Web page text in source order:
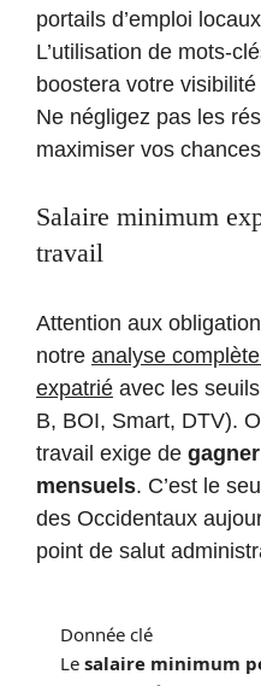
portails d’emploi
L’utilisation de mots-
boostera votre
Ne négligez pas les
maximiser vos
Salaire minimum
travail
Attention aux
notre analyse
expatrié avec les
B, BOI, Smart, DTV).
travail exige de
mensuels. C’est le
des Occidentaux
point de salut
Donnée clé
Le salaire minimum